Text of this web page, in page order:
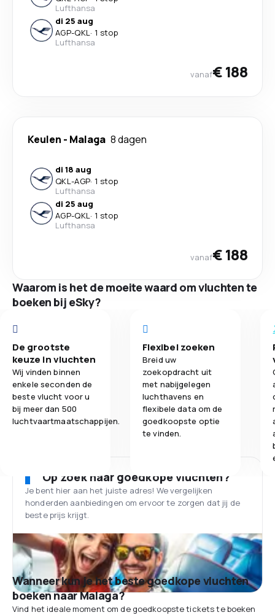
Lufthansa
di 25 aug
AGP-QKL· 1 stop
Lufthansa
vanaf€ 188
Keulen - Malaga 8 dagen
di 18 aug
QKL-AGP· 1 stop
Lufthansa
di 25 aug
AGP-QKL· 1 stop
Lufthansa
vanaf€ 188
Waarom is het de moeite waard om vluchten te
boeken bij eSky?
De grootste
keuze in vluchten
Wij vinden binnen
enkele seconden de
beste vlucht voor u
bij meer dan 500
luchtvaartmaatschappijen.
Flexibel zoeken
Breid uw
zoekopdracht uit
met nabijgelegen
luchthavens en
flexibele data om de
goedkoopste optie
te vinden.
Op zoek naar goedkope vluchten?
Je bent hier aan het juiste adres! We vergelijken
honderden aanbiedingen om ervoor te zorgen dat jij de
beste prijs krijgt.
Wanneer kun je het beste goedkope vluchten
boeken naar Malaga?
Vind het ideale moment om de goedkoopste tickets te boeken